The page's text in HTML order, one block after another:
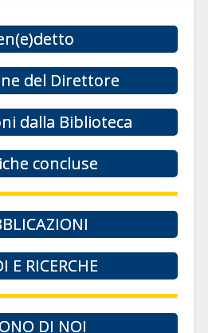
del Direttore
dalla Biblioteca
concluse
E RICERCHE
DI NOI